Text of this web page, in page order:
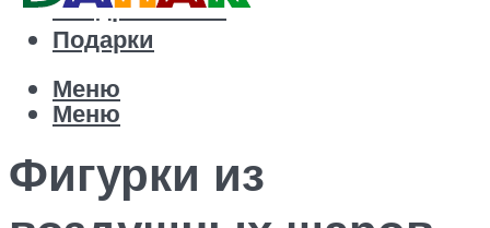
Поздравления
Подарки
Меню
Меню
Фигурки из